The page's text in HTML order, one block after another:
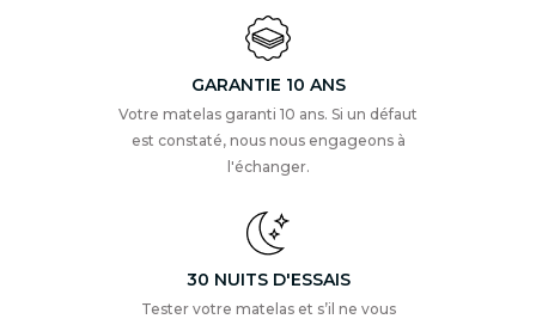
GARANTIE 10 ANS
Votre matelas garanti 10 ans. Si un défaut
est constaté, nous nous engageons à
l'échanger.
30 NUITS D'ESSAIS
Tester votre matelas et s’il ne vous